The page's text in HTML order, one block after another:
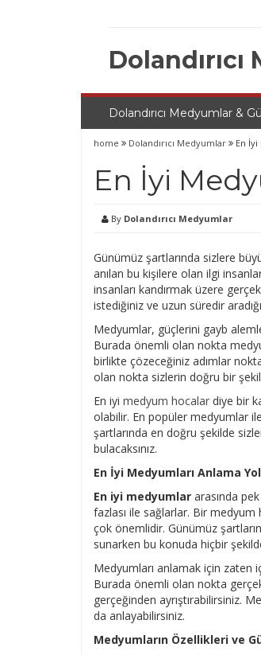
Dolandırıcı Medyumlar &
home Dolandırıcı Medyumlar En İyi
En İyi
By Dolandırıcı Medyumlar
Günümüz şartlarında sizlere
anılan bu kişilere olan ilgi
insanları kandırmak üzere
istediğiniz ve uzun süredir
Medyumlar, güçlerini gayb
Burada önemli olan nokta
birlikte çözeceğiniz adımlar
olan nokta sizlerin doğru bir
En iyi medyum hocalar diye bir
olabilir. En popüler medyumlar
şartlarında en doğru şekilde
bulacaksınız.
En İyi Medyumları Anlama
En iyi medyumlar arasında
fazlası ile sağlarlar. Bir medyum
çok önemlidir. Günümüz
sunarken bu konuda hiçbir
Medyumları anlamak için zaten
Burada önemli olan nokta
gerçeğinden ayrıştırabilirsiniz.
da anlayabilirsiniz.
Medyumların Özellikleri ve